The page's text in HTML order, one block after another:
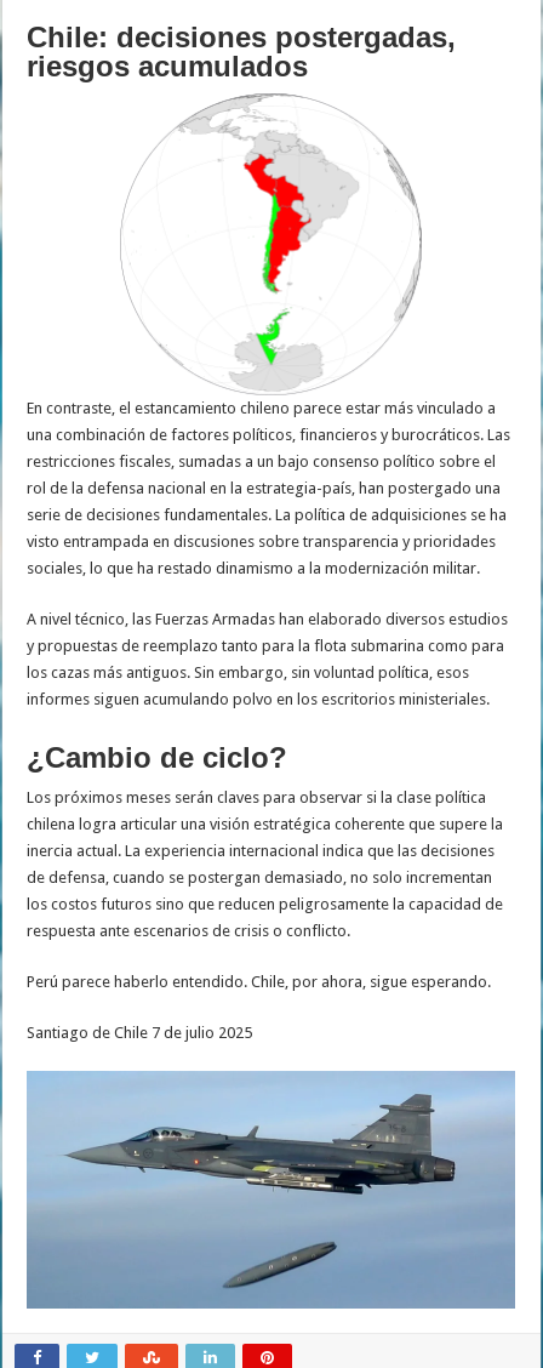
Chile: decisiones postergadas,
riesgos acumulados
En contraste, el estancamiento chileno parece estar más vinculado a
una combinación de factores políticos, financieros y burocráticos. Las
restricciones fiscales, sumadas a un bajo consenso político sobre el
rol de la defensa nacional en la estrategia-país, han postergado una
serie de decisiones fundamentales. La política de adquisiciones se ha
visto entrampada en discusiones sobre transparencia y prioridades
sociales, lo que ha restado dinamismo a la modernización militar.
A nivel técnico, las Fuerzas Armadas han elaborado diversos estudios
y propuestas de reemplazo tanto para la flota submarina como para
los cazas más antiguos. Sin embargo, sin voluntad política, esos
informes siguen acumulando polvo en los escritorios ministeriales.
¿Cambio de ciclo?
Los próximos meses serán claves para observar si la clase política
chilena logra articular una visión estratégica coherente que supere la
inercia actual. La experiencia internacional indica que las decisiones
de defensa, cuando se postergan demasiado, no solo incrementan
los costos futuros sino que reducen peligrosamente la capacidad de
respuesta ante escenarios de crisis o conflicto.
Perú parece haberlo entendido. Chile, por ahora, sigue esperando.
Santiago de Chile 7 de julio 2025